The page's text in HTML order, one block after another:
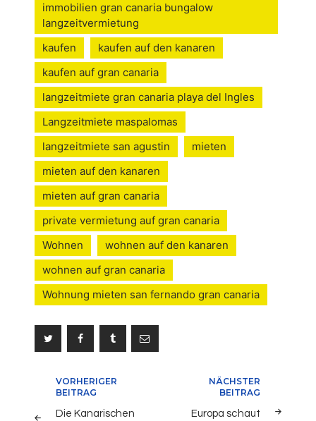
immobilien gran canaria bungalow
langzeitvermietung
kaufen
kaufen auf den kanaren
kaufen auf gran canaria
langzeitmiete gran canaria playa del Ingles
Langzeitmiete maspalomas
langzeitmiete san agustin
mieten
mieten auf den kanaren
mieten auf gran canaria
private vermietung auf gran canaria
Wohnen
wohnen auf den kanaren
wohnen auf gran canaria
Wohnung mieten san fernando gran canaria
Beitragsnavigation
VORHERIGER
BEITRAG
Die Kanarischen
NÄCHSTER
BEITRAG
Europa schaut